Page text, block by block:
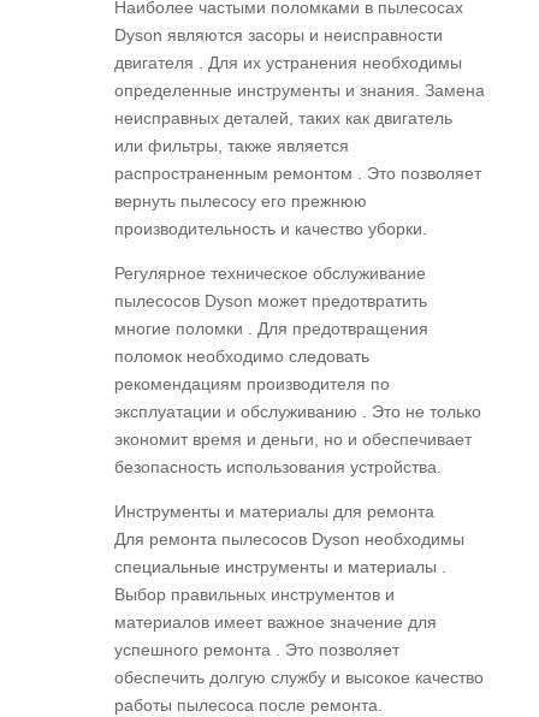
Наиболее частыми поломками в пылесосах
Dyson являются засоры и неисправности
двигателя . Для их устранения необходимы
определенные инструменты и знания. Замена
неисправных деталей, таких как двигатель
или фильтры, также является
распространенным ремонтом . Это позволяет
вернуть пылесосу его прежнюю
производительность и качество уборки.
Регулярное техническое обслуживание
пылесосов Dyson может предотвратить
многие поломки . Для предотвращения
поломок необходимо следовать
рекомендациям производителя по
эксплуатации и обслуживанию . Это не только
экономит время и деньги, но и обеспечивает
безопасность использования устройства.
Инструменты и материалы для ремонта
Для ремонта пылесосов Dyson необходимы
специальные инструменты и материалы .
Выбор правильных инструментов и
материалов имеет важное значение для
успешного ремонта . Это позволяет
обеспечить долгую службу и высокое качество
работы пылесоса после ремонта.